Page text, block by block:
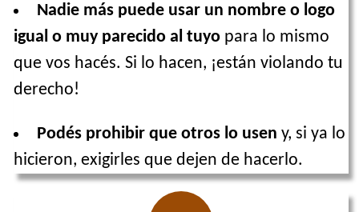
Nadie más puede usar un nombre o logo
igual o muy parecido al tuyo para lo mismo
que vos hacés. Si lo hacen, ¡están violando tu
derecho!
Podés prohibir que otros lo usen y, si ya lo
hicieron, exigirles que dejen de hacerlo.